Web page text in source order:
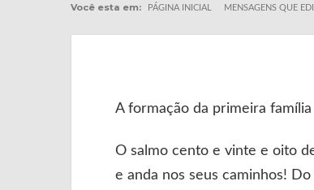
Você esta em: PÁGINA INICIAL MENSAGENS QUE
A formação da primeira família
O salmo cento e vinte e oito
e anda nos seus caminhos!